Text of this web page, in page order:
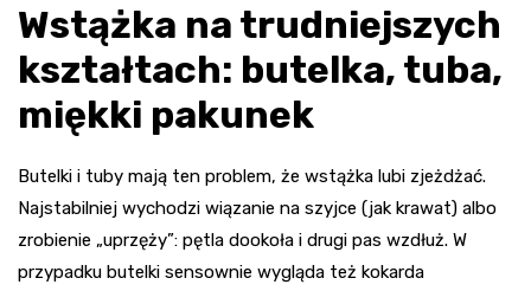
Wstążka na trudniejszych
kształtach: butelka, tuba,
miękki pakunek
Butelki i tuby mają ten problem, że wstążka lubi zjeżdżać.
Najstabilniej wychodzi wiązanie na szyjce (jak krawat) albo
zrobienie „uprzęży”: pętla dookoła i drugi pas wzdłuż. W
przypadku butelki sensownie wygląda też kokarda